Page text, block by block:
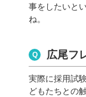
事をしたいと
ね。
広尾フ
実際に採用試
どもたちとの